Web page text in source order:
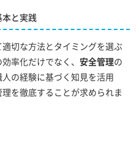
本と実践
切な方法とタイミングを選ぶ
率化だけでなく、 安全管理の
の経験に基づく知見を活用
を徹底することが求められま